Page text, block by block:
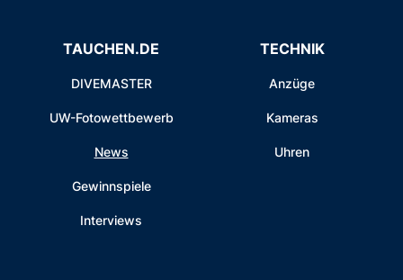
TAUCHEN.DE
DIVEMASTER
UW-Fotowettbewerb
News
Gewinnspiele
Interviews
TECHNIK
Anzüge
Kameras
Uhren